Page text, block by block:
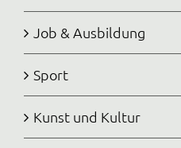
Job & Ausbildung
Sport
Kunst und Kultur